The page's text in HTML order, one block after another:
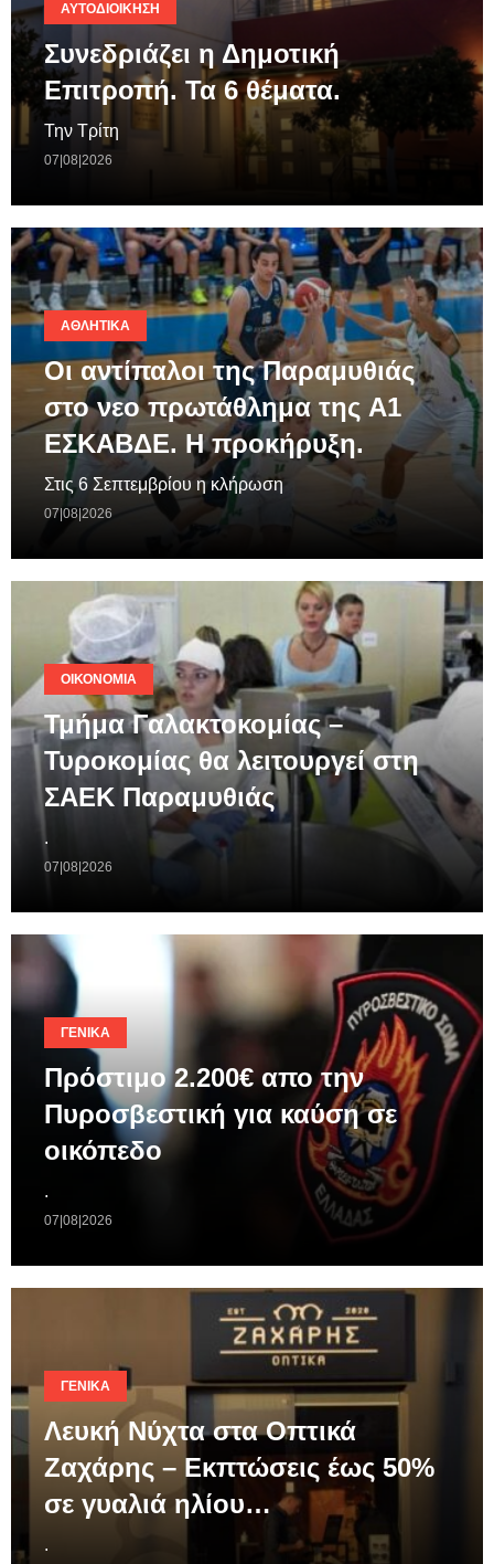
ΑΥΤΟΔΙΟΊΚΗΣΗ
Συνεδριάζει η Δημοτική
Επιτροπή. Τα 6 θέματα.
Την Τρίτη
07|08|2026
ΑΘΛΗΤΙΚΆ
Οι αντίπαλοι της Παραμυθιάς
στο νεο πρωτάθλημα της A1
ΕΣΚΑΒΔΕ. Η προκήρυξη.
Στις 6 Σεπτεμβρίου η κλήρωση
07|08|2026
ΟΙΚΟΝΟΜΊΑ
Τμήμα Γαλακτοκομίας –
Τυροκομίας θα λειτουργεί στη
ΣΑΕΚ Παραμυθιάς
.
07|08|2026
ΓΕΝΙΚΆ
Πρόστιμο 2.200€ απο την
Πυροσβεστική για καύση σε
οικόπεδο
.
07|08|2026
ΓΕΝΙΚΆ
Λευκή Νύχτα στα Οπτικά
Ζαχάρης – Εκπτώσεις έως 50%
σε γυαλιά ηλίου…
.